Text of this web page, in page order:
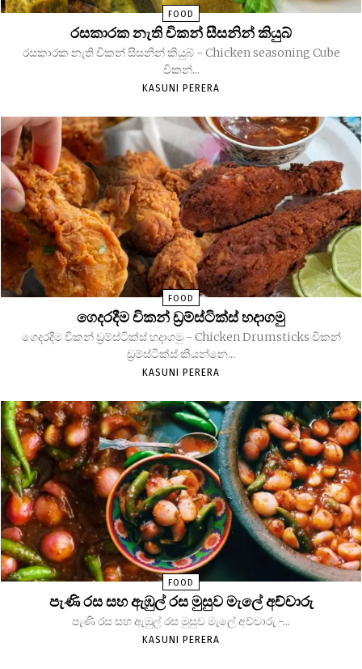
FOOD
රසකාරක නැති චිකන් සීසනින් කියුබ්
රසකාරක නැති චිකන් සීසනින් කියුබ් - Chicken seasoning Cube
චිකන්...
KASUNI PERERA
FOOD
ගෙදරදීම චිකන් ඩ්‍රම්ස්ටික්ස් හදාගමු
ගෙදරදීම චිකන් ඩ්‍රම්ස්ටික්ස් හදාගමු - Chicken Drumsticks චිකන්
ඩ්‍රම්ස්ටික්ස් කියන්නෙ...
KASUNI PERERA
FOOD
පැණි රස සහ ඇඹුල් රස මුසුව මැලේ අච්චාරු
පැණි රස සහ ඇඹුල් රස මුසුව මැලේ අච්චාරු -...
KASUNI PERERA